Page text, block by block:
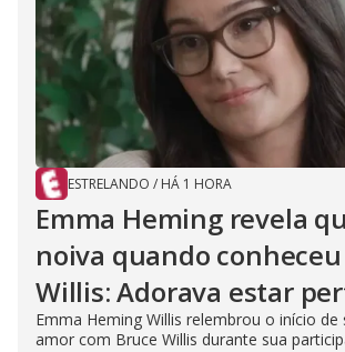
ESTRELANDO / HÁ 1 HORA
Emma Heming revela
noiva quando
Willis: Adorava estar
Emma Heming Willis relembrou o início de
amor com Bruce Willis durante sua